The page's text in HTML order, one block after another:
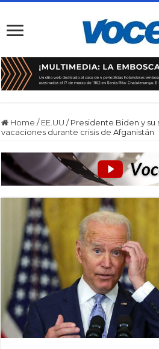
Home / EE.UU / Presidente Biden y
vacaciones durante crisis de Afganistán